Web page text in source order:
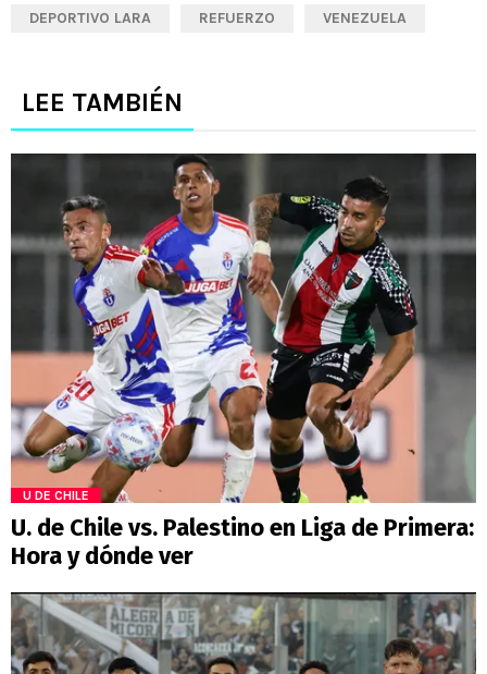
DEPORTIVO LARA REFUERZO VENEZUELA
LEE TAMBIÉN
U DE CHILE
U. de Chile vs. Palestino en Liga de Primera:
Hora y dónde ver